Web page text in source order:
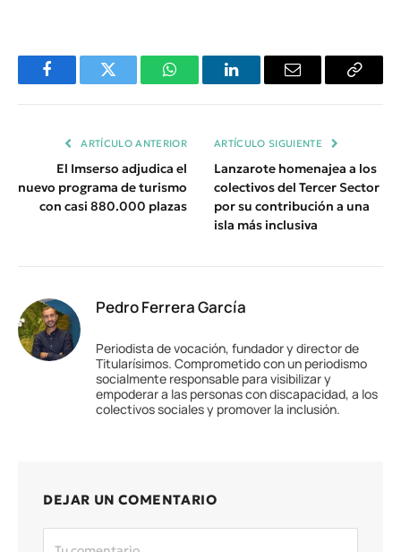
FacebookTwitter WhatsAppLinkedInEmail
Copiar
ARTÍCULO ANTERIOR
El Imserso adjudica el
nuevo programa de turismo
con casi 880.000 plazas
ARTÍCULO SIGUIENTE
Lanzarote homenajea a los
colectivos del Tercer Sector
por su contribución a una
isla más inclusiva
Pedro Ferrera García
Periodista de vocación, fundador y director de
Titularísimos. Comprometido con un periodismo
socialmente responsable para visibilizar y
empoderar a las personas con discapacidad, a los
colectivos sociales y promover la inclusión.
DEJAR UN COMENTARIO